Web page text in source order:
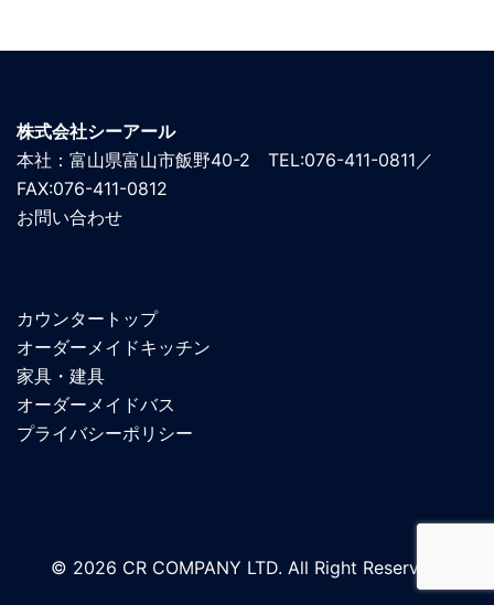
株式会社シーアール
本社：富山県富山市飯野40-2 TEL:076-411-0811／
FAX:076-411-0812
お問い合わせ
カウンタートップ
オーダーメイドキッチン
家具・建具
オーダーメイドバス
プライバシーポリシー
© 2026 CR COMPANY LTD. All Right Reserved.